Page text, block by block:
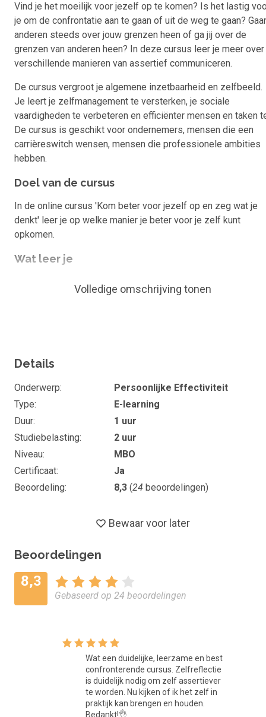
Vind je het moeilijk voor jezelf op te komen? Is het lastig
je om de confrontatie aan te gaan of uit de weg te gaan?
anderen steeds over jouw grenzen heen of ga jij over de
grenzen van anderen heen? In deze cursus leer je meer over
verschillende manieren van assertief communiceren.
De cursus vergroot je algemene inzetbaarheid en zelfbeeld.
Je leert je zelfmanagement te versterken, je sociale
vaardigheden te verbeteren en efficiënter mensen en taken
De cursus is geschikt voor ondernemers, mensen die een
carrièreswitch wensen, mensen die professionele ambities
hebben.
Doel van de cursus
In de online cursus 'Kom beter voor jezelf op en zeg wat je
denkt' leer je op welke manier je beter voor je zelf kunt
opkomen.
Wat leer je
voor jezelf opkomen;
Duur en studiebelasting
De cursus 'Kom beter voor jezelf op en zeg wat je denkt'
duurt ongeveer 1 uur. Wil je het maximale rendement uit je e-
learning halen, luister dan naar het boek Aanspreken?
doen. Dit luisterboek is opgenomen in de cursus. De
studiebelasting bedraagt dan 8 uur.
Deze online cursus is geschikt voor iedereen die aan de
vooropleiding: mbo niveau 2.
Vaardigheden
Door het volgen van deze cursus werk je aan de volgende
leren, grenzen aangeven, nee zeggen, omgaan met
Lesmaterialen
De cursus 'Kom beter voor jezelf op en zeg wat je denkt'
Volledige omschrijving tonen
Details
Onderwerp
Persoonlijke Effectiviteit
Type
E-learning
Duur
1 uur
Studiebelasting
2 uur
Niveau
MBO
Certificaat
Ja
Beoordeling
8,3 (24 beoordelingen)
Bewaar voor later
Beoordelingen
8,3
Gebaseerd op 24 beoordelingen
Wat een duidelijke, leerzame en best
confronterende cursus. Zelfreflectie
is duidelijk nodig om zelf assertiever
te worden. Nu kijken of ik het zelf in
praktijk kan brengen en houden.
Bedankt!👌